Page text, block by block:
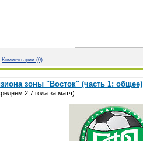
Комментарии (0)
зоны "Восток" (часть 1: общее)
2,7 гола за матч).